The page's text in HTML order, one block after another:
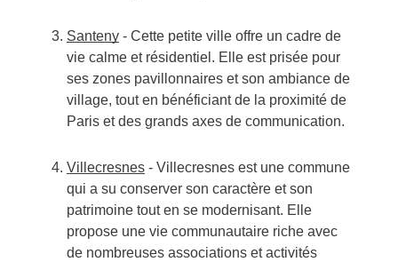
Santeny- Cette petite ville offre un cadre de
vie calme et résidentiel. Elle est prisée pour
ses zones pavillonnaires et son ambiance de
village, tout en bénéficiant de la proximité de
Paris et des grands axes de communication.
Villecresnes- Villecresnes est une commune
qui a su conserver son caractère et son
patrimoine tout en se modernisant. Elle
propose une vie communautaire riche avec
de nombreuses associations et activités